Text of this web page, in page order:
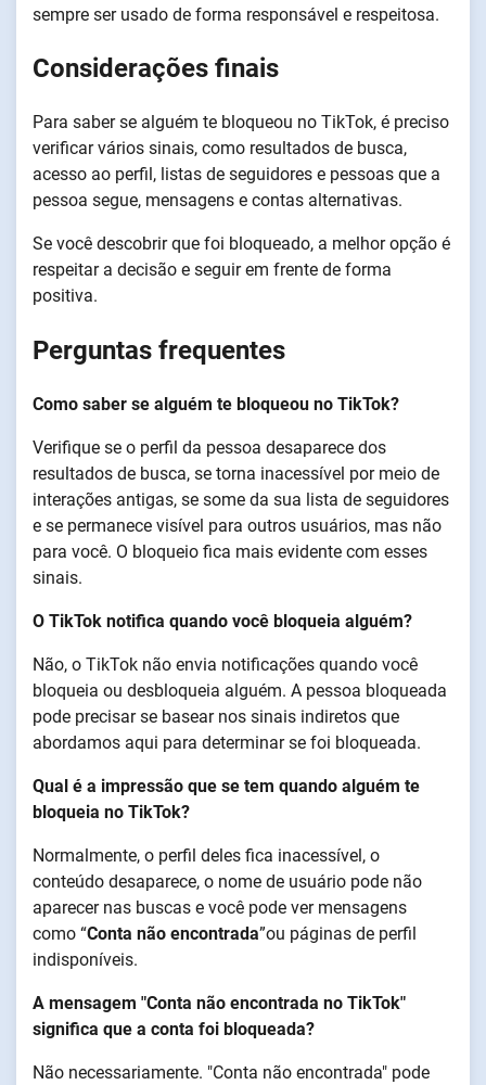
sempre ser usado de forma responsável e respeitosa.
Considerações finais
Para saber se alguém te bloqueou no TikTok, é preciso
verificar vários sinais, como resultados de busca,
acesso ao perfil, listas de seguidores e pessoas que a
pessoa segue, mensagens e contas alternativas.
Se você descobrir que foi bloqueado, a melhor opção é
respeitar a decisão e seguir em frente de forma
positiva.
Perguntas frequentes
Como saber se alguém te bloqueou no TikTok?
Verifique se o perfil da pessoa desaparece dos
resultados de busca, se torna inacessível por meio de
interações antigas, se some da sua lista de seguidores
e se permanece visível para outros usuários, mas não
para você. O bloqueio fica mais evidente com esses
sinais.
O TikTok notifica quando você bloqueia alguém?
Não, o TikTok não envia notificações quando você
bloqueia ou desbloqueia alguém. A pessoa bloqueada
pode precisar se basear nos sinais indiretos que
abordamos aqui para determinar se foi bloqueada.
Qual é a impressão que se tem quando alguém te
bloqueia no TikTok?
Normalmente, o perfil deles fica inacessível, o
conteúdo desaparece, o nome de usuário pode não
aparecer nas buscas e você pode ver mensagens
como “Conta não encontrada”ou páginas de perfil
indisponíveis.
A mensagem "Conta não encontrada no TikTok"
significa que a conta foi bloqueada?
Não necessariamente. "Conta não encontrada" pode